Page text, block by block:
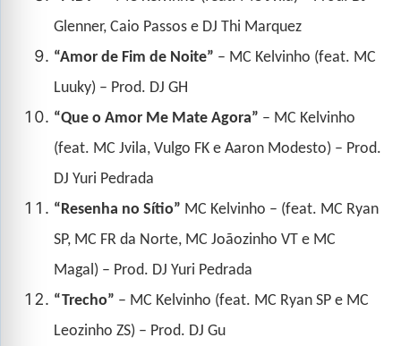
Glenner, Caio Passos e DJ Thi Marquez
“Amor de Fim de Noite” – MC Kelvinho (feat. MC
Luuky) – Prod. DJ GH
“Que o Amor Me Mate Agora” – MC Kelvinho
(feat. MC Jvila, Vulgo FK e Aaron Modesto) – Prod.
DJ Yuri Pedrada
“Resenha no Sítio” MC Kelvinho – (feat. MC Ryan
SP, MC FR da Norte, MC Joãozinho VT e MC
Magal) – Prod. DJ Yuri Pedrada
“Trecho” – MC Kelvinho (feat. MC Ryan SP e MC
Leozinho ZS) – Prod. DJ Gu